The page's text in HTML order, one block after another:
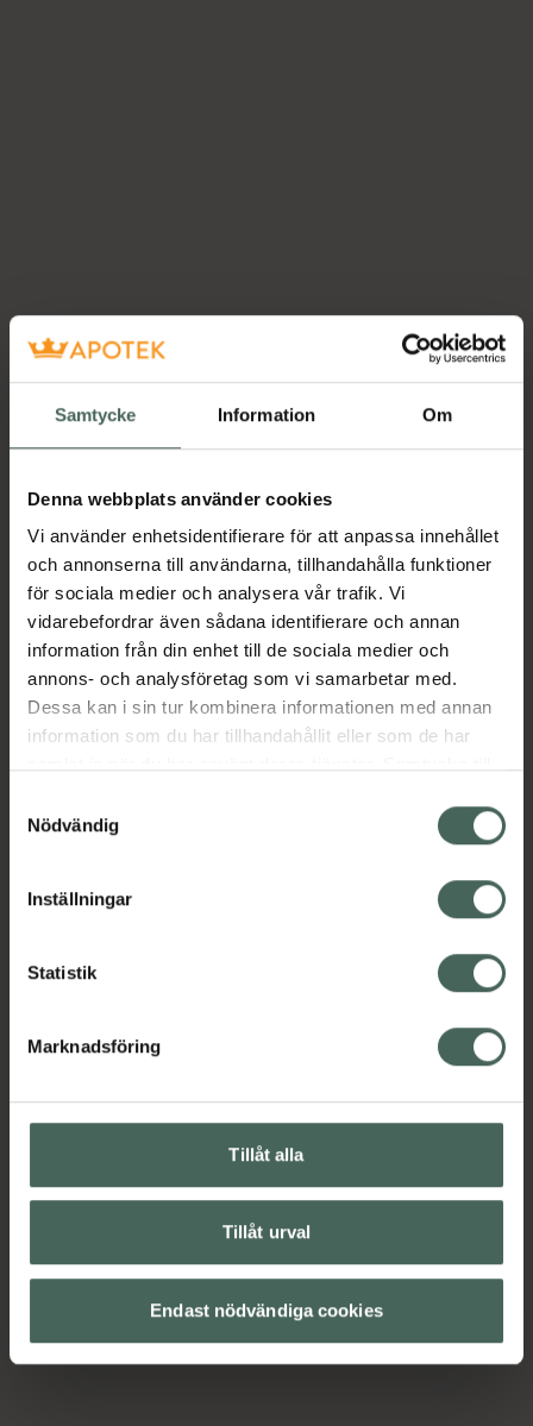
Samtycke Information Om
Denna webbplats använder cookies
Vi använder enhetsidentifierare för att anpassa innehållet
och annonserna till användarna, tillhandahålla funktioner
för sociala medier och analysera vår trafik. Vi
vidarebefordrar även sådana identifierare och annan
information från din enhet till de sociala medier och
annons- och analysföretag som vi samarbetar med.
Dessa kan i sin tur kombinera informationen med annan
information som du har tillhandahållit eller som de har
återkalla ditt samtycke via webbplatsens
cookieinställningar. Ett återkallat samtycke påverkar inte
lagligheten av behandling som skett innan återkallelsen.
Nödvändig
Inställningar
Statistik
Marknadsföring
Tillåt alla
Tillåt urval
Endast nödvändiga cookies